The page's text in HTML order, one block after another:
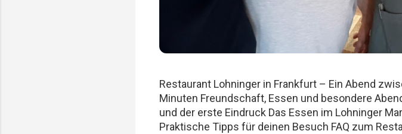
Restaurant Lohninger in Frankfurt – Ein Abend
Minuten Freundschaft, Essen und besondere
und der erste Eindruck Das Essen im Lohninger
Praktische Tipps für deinen Besuch FAQ zum